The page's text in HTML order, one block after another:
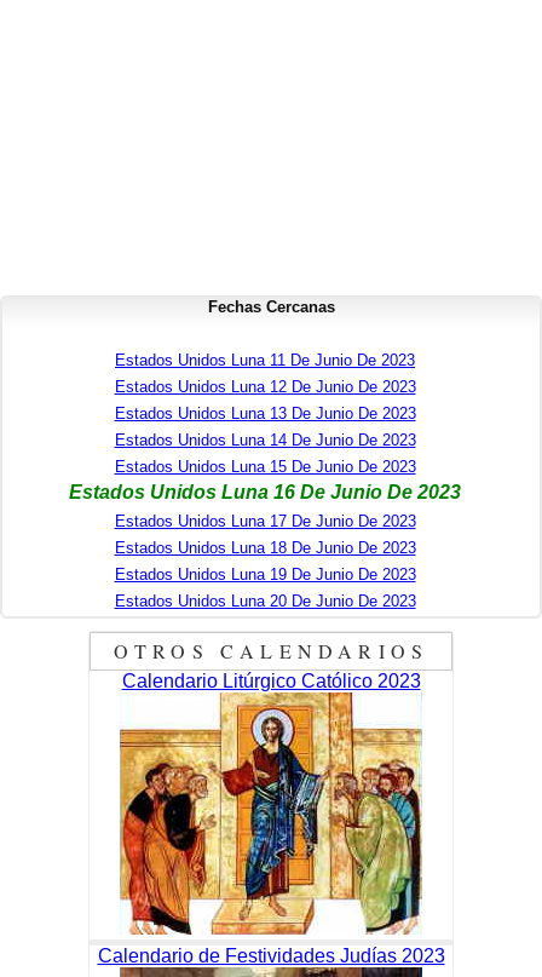
Fechas Cercanas
Estados Unidos Luna 11 De Junio De 2023
Estados Unidos Luna 12 De Junio De 2023
Estados Unidos Luna 13 De Junio De 2023
Estados Unidos Luna 14 De Junio De 2023
Estados Unidos Luna 15 De Junio De 2023
Estados Unidos Luna 16 De Junio De 2023
Estados Unidos Luna 17 De Junio De 2023
Estados Unidos Luna 18 De Junio De 2023
Estados Unidos Luna 19 De Junio De 2023
Estados Unidos Luna 20 De Junio De 2023
OTROS CALENDARIOS
Calendario Litúrgico Católico 2023
Calendario de Festividades Judías 2023